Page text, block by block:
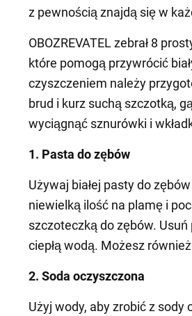
z pewnością znajdą się w
OBOZREVATEL zebrał 8
które pomogą przywrócić
czyszczeniem należy
brud i kurz suchą szczotką,
wyciągnąć sznurówki i
1. Pasta do zębów
Używaj białej pasty do
niewielką ilość na plamę i
szczoteczką do zębów.
ciepłą wodą. Możesz
2. Soda oczyszczona
Użyj wody, aby zrobić z sody